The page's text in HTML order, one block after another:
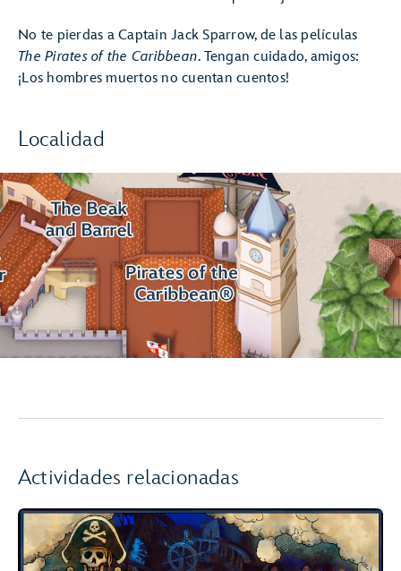
No te pierdas a Captain Jack Sparrow, de las películas
The Pirates of the Caribbean. Tengan cuidado, amigos:
¡Los hombres muertos no cuentan cuentos!
Localidad
Actividades relacionadas